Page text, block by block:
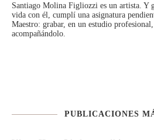
Santiago Molina Figliozzi es un artista. Y
vida con él, cumplí una asignatura
Maestro: grabar, en un estudio
acompañándolo.
PUBLICACIONES